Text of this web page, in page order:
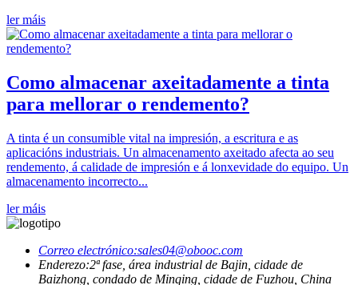
ler máis
Como almacenar axeitadamente a tinta
para mellorar o rendemento?
A tinta é un consumible vital na impresión, a escritura e as
aplicacións industriais. Un almacenamento axeitado afecta ao seu
rendemento, á calidade de impresión e á lonxevidade do equipo. Un
almacenamento incorrecto...
ler máis
Correo electrónico:sales04@obooc.com
Enderezo:2ª fase, área industrial de Bajin, cidade de
Baizhong, condado de Minqing, cidade de Fuzhou, China